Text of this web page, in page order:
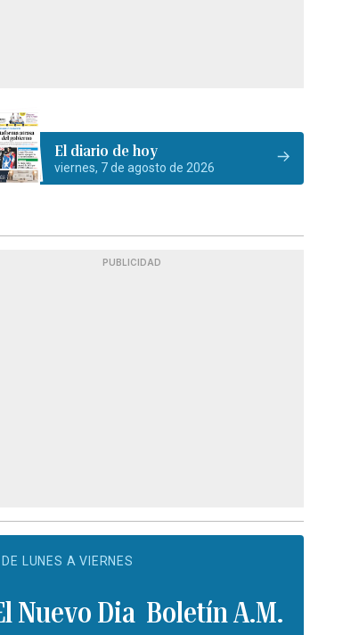
El diario de hoy
viernes, 7 de agosto de 2026
PUBLICIDAD
DE LUNES A VIERNES
Boletín A.M.